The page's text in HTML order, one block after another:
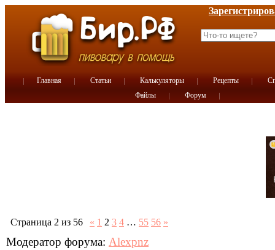
Главная Статьи Калькуляторы Рецепты
Файлы
Форум
Страница 2 из 56 « 1 2 3 4 … 55 56 »
Модератор форума: Alexpnz